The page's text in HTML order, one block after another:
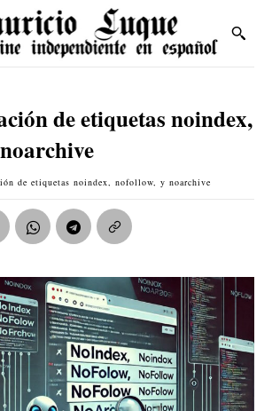
de etiquetas noindex,
de etiquetas noindex, nofollow, y noarchive